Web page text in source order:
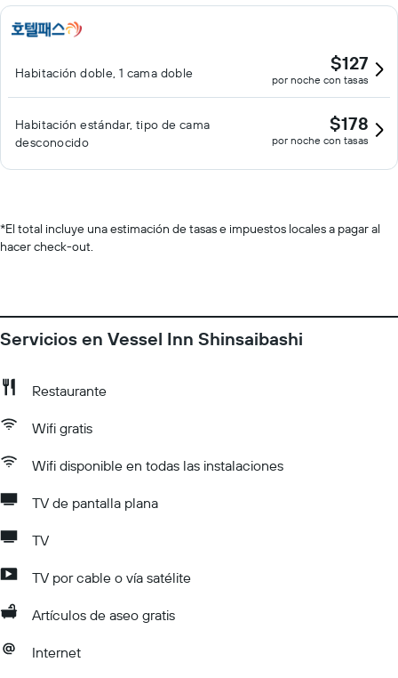
Habitación doble, 1 cama doble $127
por noche con tasas
Habitación estándar, tipo de cama
desconocido
$178
por noche con tasas
*El total incluye una estimación de tasas e impuestos locales a pagar al
hacer check-out.
Servicios en Vessel Inn Shinsaibashi
Restaurante
Wifi gratis
Wifi disponible en todas las instalaciones
TV de pantalla plana
TV
TV por cable o vía satélite
Artículos de aseo gratis
Internet